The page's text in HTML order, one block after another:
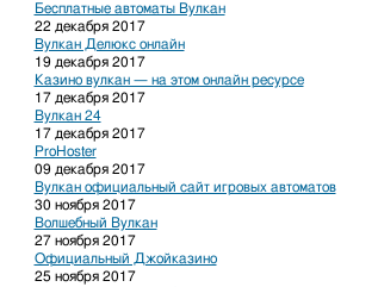
Бесплатные автоматы Вулкан
22 декабря 2017
Вулкан Делюкс онлайн
19 декабря 2017
Казино вулкан — на этом онлайн ресурсе
17 декабря 2017
Вулкан 24
17 декабря 2017
ProHoster
09 декабря 2017
Вулкан официальный сайт игровых автоматов
30 ноября 2017
Волшебный Вулкан
27 ноября 2017
Официальный Джойказино
25 ноября 2017